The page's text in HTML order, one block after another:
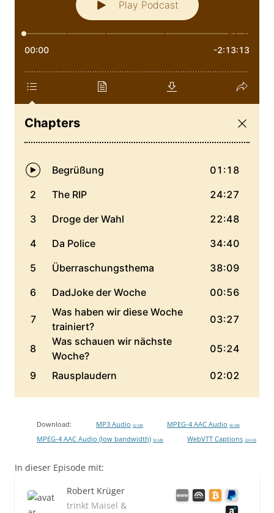
Download: MP3 Audio 92 MB MPEG-4 AAC Audio 96 MB
MPEG-4 AAC Audio (low bandwidth) 50 MB WebVTT Captions 224 KB
In dieser Episode mit:
Robert Krüger
trinkt Maisel &